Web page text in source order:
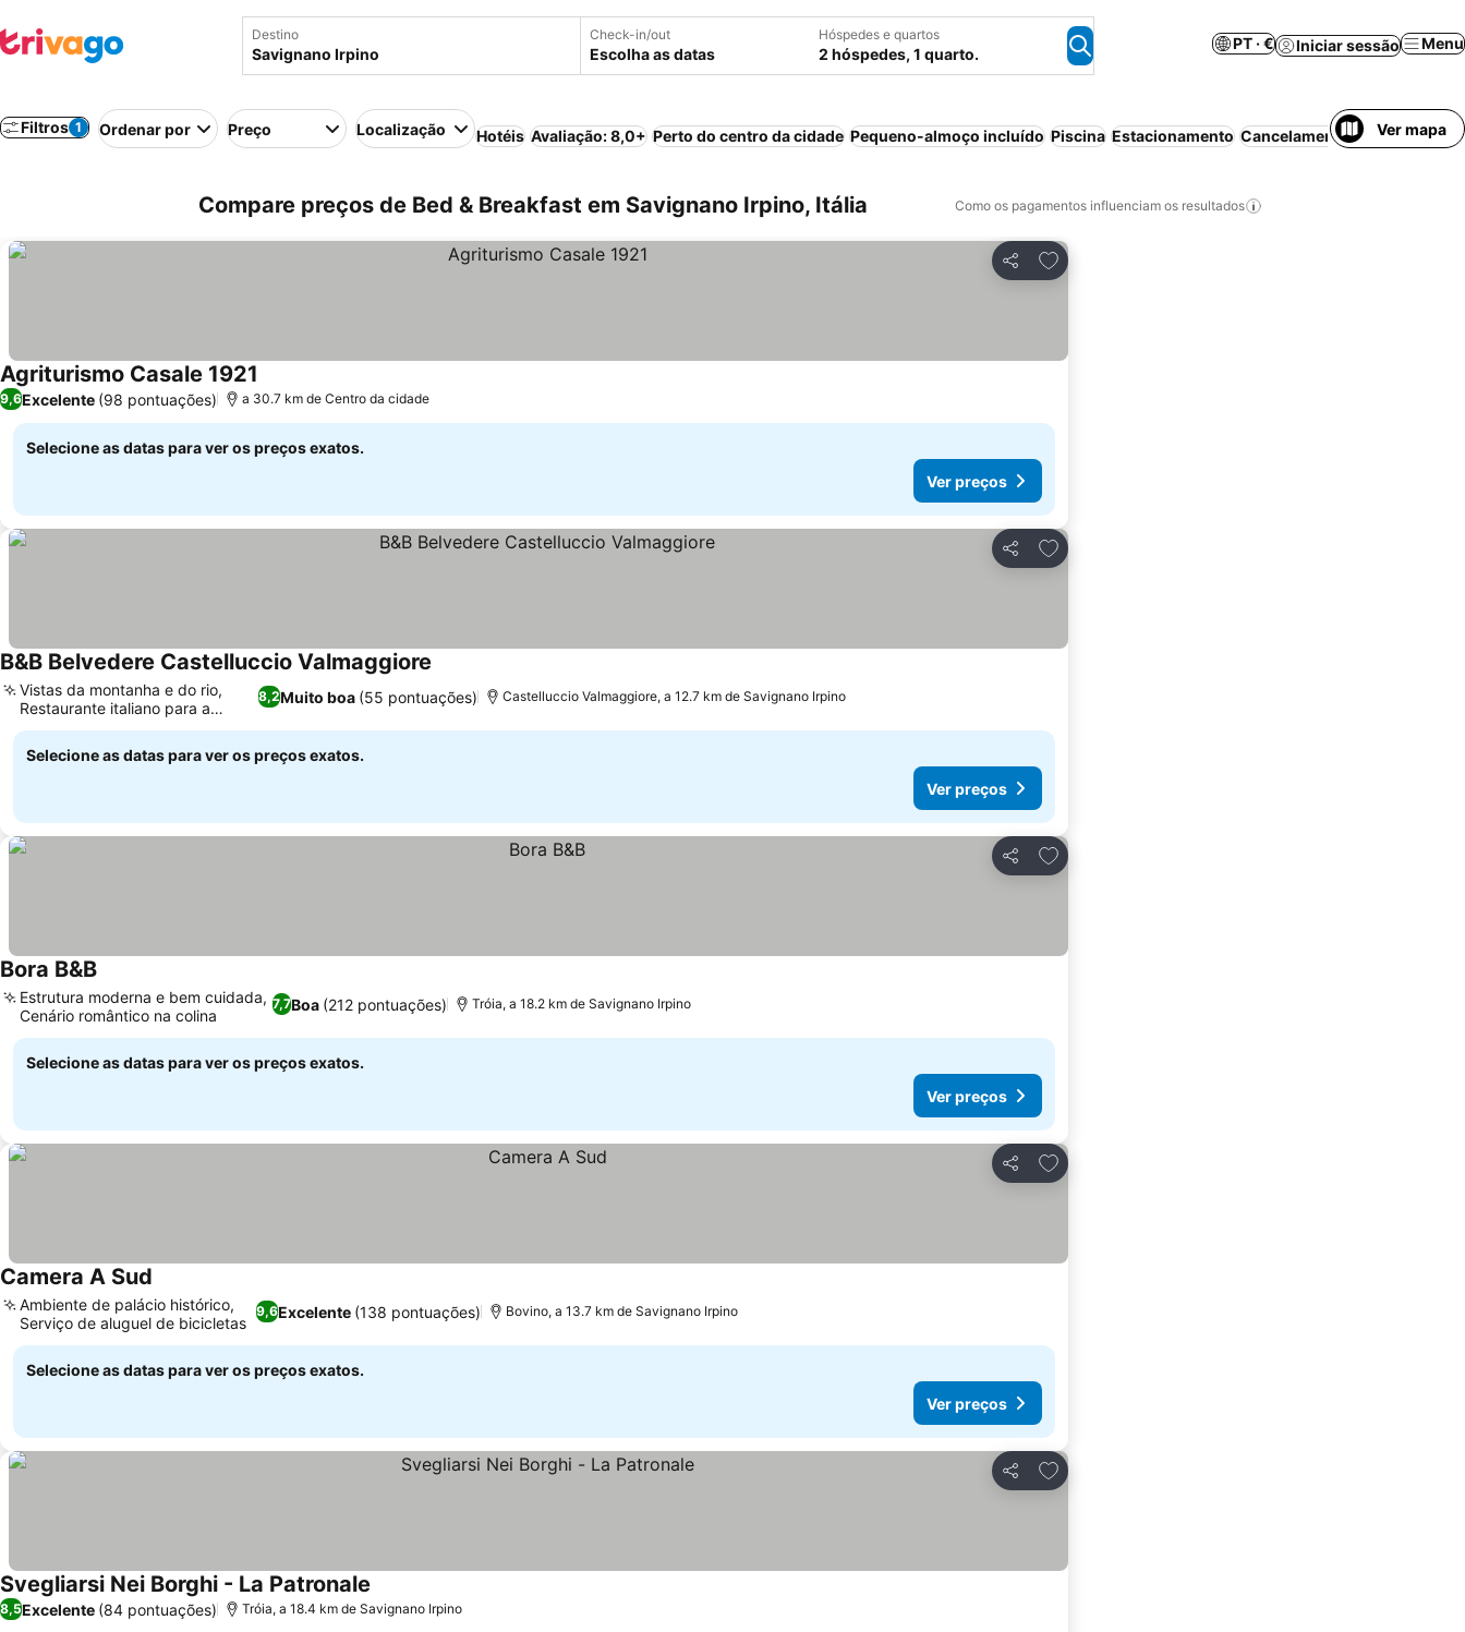
Destino Check-in/out
Escolha as datas
Hóspedes e quartos
2 hóspedes, 1 quarto.
PT · € Iniciar sessão Menu
Filtros 1 Ordenar por Preço Localização Hotéis Avaliação: 8,0+ Perto do centro da cidade Pequeno-almoço incluído Piscina Estacionamento Cancelamento gratuitoVer mapa
Compare preços de Bed & Breakfast em Savignano Irpino, Itália Como os pagamentos influenciam os resultados
Partilhar
Adicionar aos favoritos
Agriturismo Casale 1921
9,6Excelente (98 pontuações) a 30.7 km de Centro da cidade
Selecione as datas para ver os preços exatos.
Ver preços
Partilhar
Adicionar aos favoritos
B&B Belvedere Castelluccio Valmaggiore
8,2Muito boa (55 pontuações)
Vistas da montanha e do rio,
Restaurante italiano para a
família
Castelluccio Valmaggiore, a 12.7 km de Savignano Irpino
Selecione as datas para ver os preços exatos.
Ver preços
Partilhar
Adicionar aos favoritos
Bora B&B
7,7Boa (212 pontuações)
Estrutura moderna e bem cuidada,
Cenário romântico na colina
Tróia, a 18.2 km de Savignano Irpino
Selecione as datas para ver os preços exatos.
Ver preços
Partilhar
Adicionar aos favoritos
Camera A Sud
9,6Excelente (138 pontuações)
Ambiente de palácio histórico,
Serviço de aluguel de bicicletas
Bovino, a 13.7 km de Savignano Irpino
Selecione as datas para ver os preços exatos.
Ver preços
Partilhar
Adicionar aos favoritos
Svegliarsi Nei Borghi - La Patronale
8,5Excelente (84 pontuações) Tróia, a 18.4 km de Savignano Irpino